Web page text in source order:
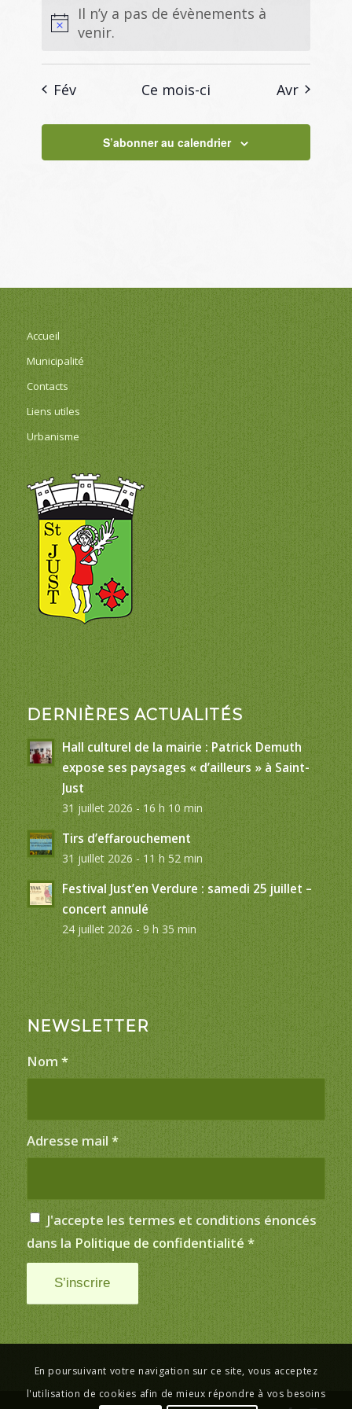
Il n’y a pas de évènements à
venir.
Fév Ce mois-ci Avr
S’abonner au calendrier
Accueil
Municipalité
Contacts
Liens utiles
Urbanisme
DERNIÈRES ACTUALITÉS
Hall culturel de la mairie : Patrick Demuth
expose ses paysages « d’ailleurs » à Saint-
Just
31 juillet 2026 - 16 h 10 min
Tirs d’effarouchement
31 juillet 2026 - 11 h 52 min
Festival Just’en Verdure : samedi 25 juillet –
concert annulé
24 juillet 2026 - 9 h 35 min
NEWSLETTER
Nom *
Adresse mail *
J'accepte les termes et conditions énoncés
dans la Politique de confidentialité *
En poursuivant votre navigation sur ce site, vous acceptez
l'utilisation de cookies afin de mieux répondre à vos besoins